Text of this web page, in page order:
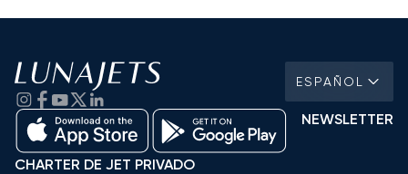
ESPAÑOL
NEWSLETTER
CHARTER DE JET PRIVADO